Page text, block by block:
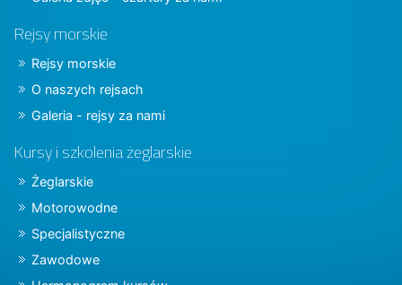
Rejsy morskie
Rejsy morskie
O naszych rejsach
Galeria - rejsy za nami
Kursy i szkolenia żeglarskie
Żeglarskie
Motorowodne
Specjalistyczne
Zawodowe